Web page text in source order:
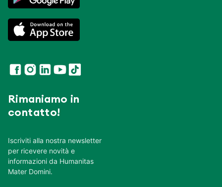
Rimaniamo in
contatto!
Iscriviti alla nostra newsletter
per ricevere novità e
informazioni da Humanitas
Mater Domini.